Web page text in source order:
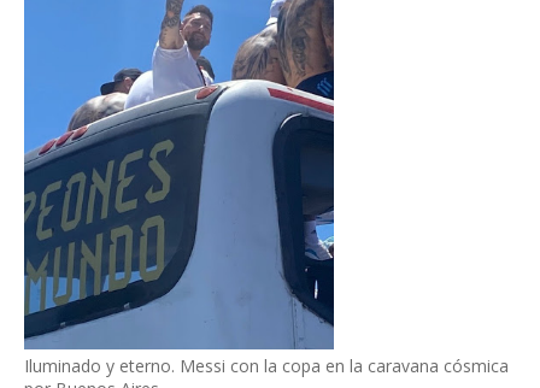
Iluminado y eterno. Messi con la copa en la caravana cósmica